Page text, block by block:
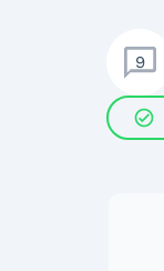
9
check_circle